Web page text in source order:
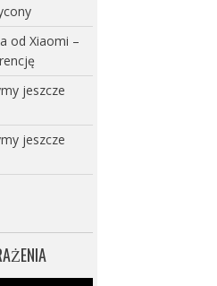
od Xiaomi –
jeszcze
jeszcze